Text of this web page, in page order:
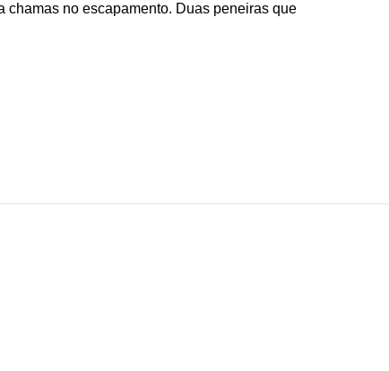
no escapamento. Duas peneiras que